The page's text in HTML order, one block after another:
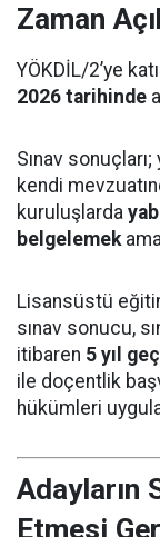
Zaman
YÖKDİL/2’ye
2026 tarihinde
Sınav
kendi
kuruluşlarda
belgelemek
Lisansüstü
sınav sonucu,
itibaren 5 yıl
ile doçentlik
hükümleri
Adayların
Etmesi